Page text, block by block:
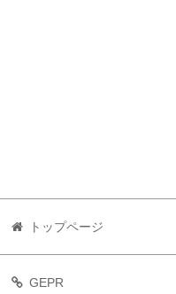
トップページ
GEPR